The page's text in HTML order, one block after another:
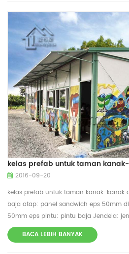
kelas prefab untuk taman
2016-09-20
kelas prefab untuk taman kanak-kanak
baja atap: panel sandwich eps 50mm
50mm eps pintu: pintu baja Jendela:
aluminium lantai: kayu lapis daerah
meter persegi. untuk kelas, kantor dan
BACA LEBIH BANYAK